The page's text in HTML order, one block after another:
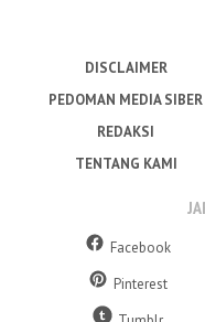
DISCLAIMER
PEDOMAN MEDIA SIBER
REDAKSI
TENTANG KAMI
Facebook
Pinterest